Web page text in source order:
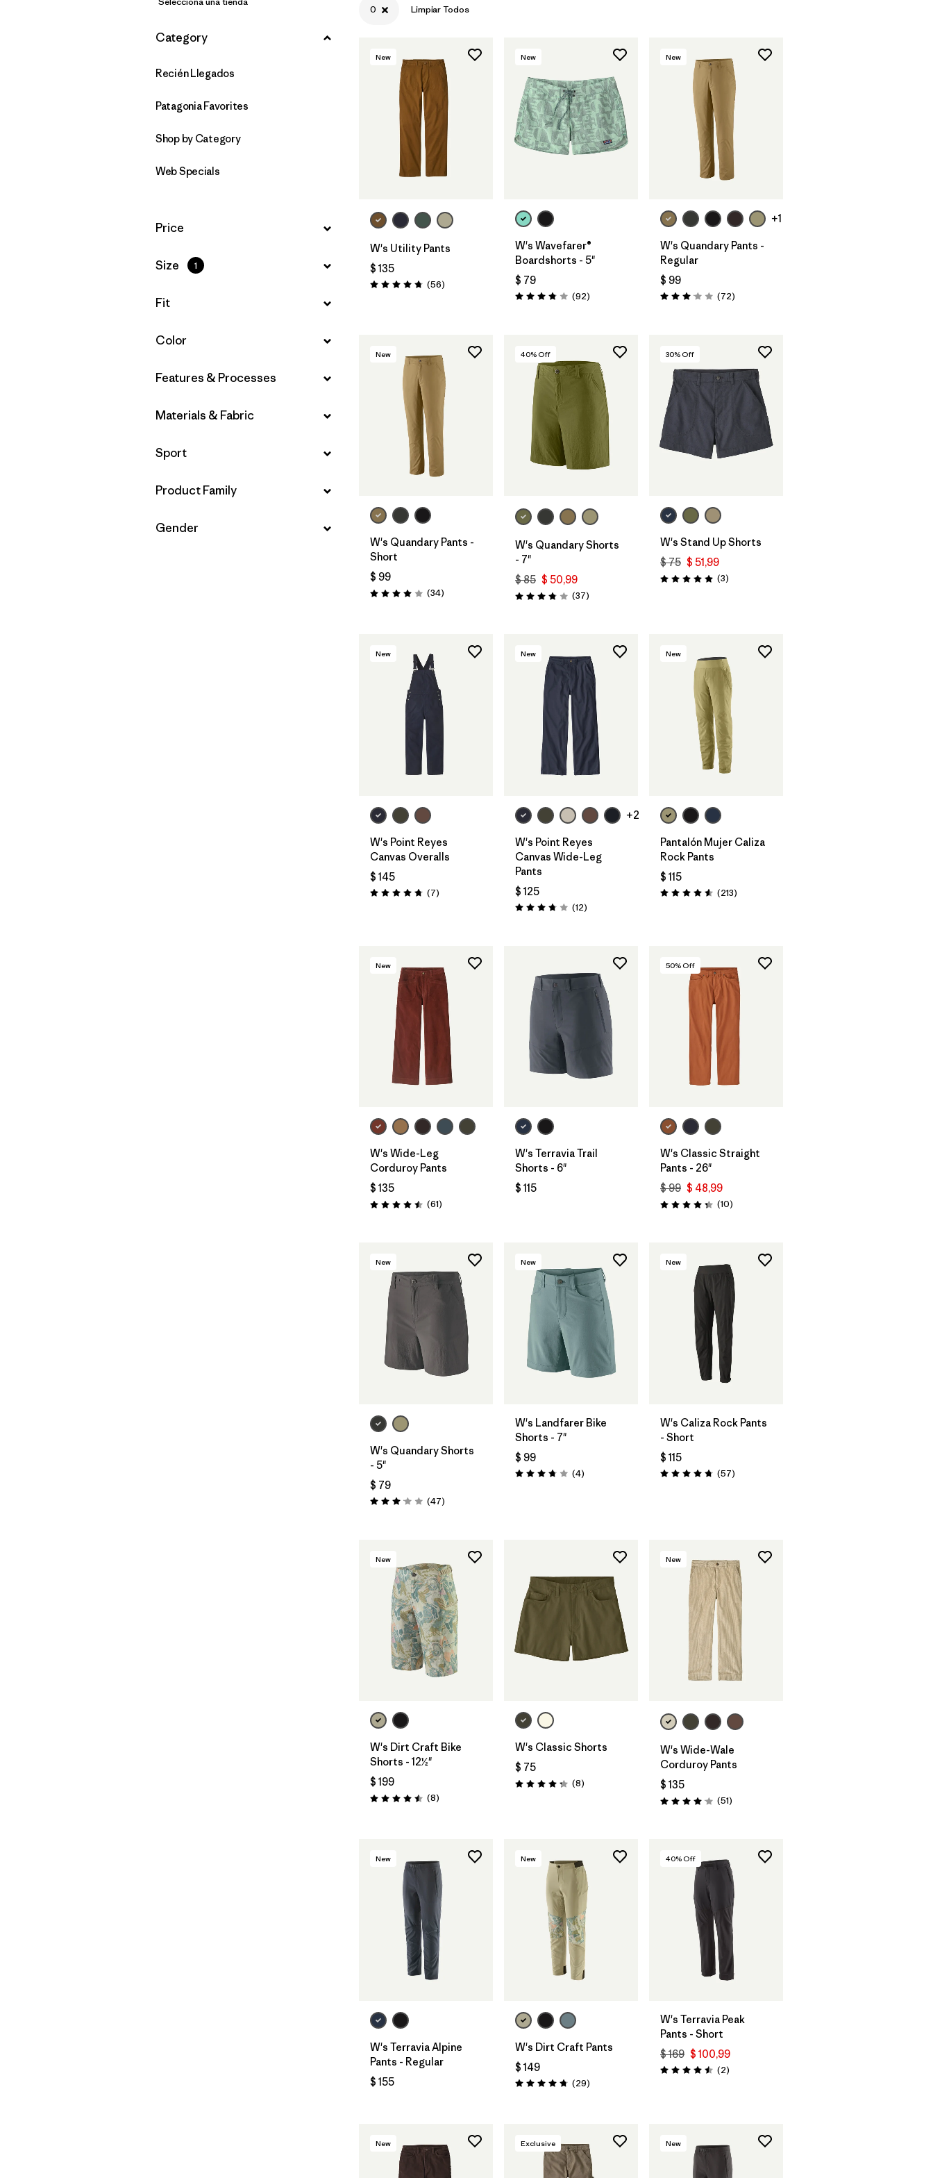
Filtrar por
Materials & Fabric
Product Family
Filtrar por
Category
Recién Llegados
Patagonia Favorites
Shop by Category
Web Specials
Filtrar por
Price
Filtrar por
Size 1
Filtrar por
Fit
Filtrar por
Color
Filtrar por
Features & Processes
Filtrar por
Materials & Fabric
Filtrar por
Sport
Filtrar por
Product Family
Filtrar por
Gender
0 Limpiar Todos
New
W's Utility Pants
$ 135
Valoración: 4.7 / 5
(56Comentarios
)
New
W's Wavefarer®
Boardshorts - 5"
$ 79
Valoración: 3.8 / 5
(92Comentarios
)
New
+1
W's Quandary Pants -
Regular
$ 99
Valoración: 3.1 / 5
(72Comentarios
)
New
W's Quandary Pants -
Short
$ 99
Valoración: 4.0 / 5
(34Comentarios
)
40% Off
W's Quandary Shorts
- 7"
$ 85 $ 50,99
Valoración: 3.9 / 5
(37Comentarios
)
30% Off
W's Stand Up Shorts
$ 75 $ 51,99
Valoración: 5.0 / 5
(3Comentarios
)
New
W's Point Reyes
Canvas Overalls
$ 145
Valoración: 4.7 / 5
(7Comentarios
)
New
+2
W's Point Reyes
Canvas Wide-Leg
Pants
$ 125
Valoración: 3.8 / 5
(12Comentarios
)
New
Pantalón Mujer Caliza
Rock Pants
$ 115
Valoración: 4.6 / 5
(213Comentarios
)
New
W's Wide-Leg
Corduroy Pants
$ 135
Valoración: 4.5 / 5
(61Comentarios
)
W's Terravia Trail
Shorts - 6"
$ 115
50% Off
W's Classic Straight
Pants - 26"
$ 99 $ 48,99
Valoración: 4.3 / 5
(10Comentarios
)
New
W's Quandary Shorts
- 5"
$ 79
Valoración: 3.0 / 5
(47Comentarios
)
New
W's Landfarer Bike
Shorts - 7"
$ 99
Valoración: 3.8 / 5
(4Comentarios
)
New
W's Caliza Rock Pants
- Short
$ 115
Valoración: 4.8 / 5
(57Comentarios
)
New
W's Dirt Craft Bike
Shorts - 12½"
$ 199
Valoración: 4.5 / 5
(8Comentarios
)
W's Classic Shorts
$ 75
Valoración: 4.3 / 5
(8Comentarios
)
New
W's Wide-Wale
Corduroy Pants
$ 135
Valoración: 4.1 / 5
(51Comentarios
)
New
W's Terravia Alpine
Pants - Regular
$ 155
New
W's Dirt Craft Pants
$ 149
Valoración: 4.8 / 5
(29Comentarios
)
40% Off
W's Terravia Peak
Pants - Short
$ 169 $ 100,99
Valoración: 4.5 / 5
(2Comentarios
)
New Exclusive New